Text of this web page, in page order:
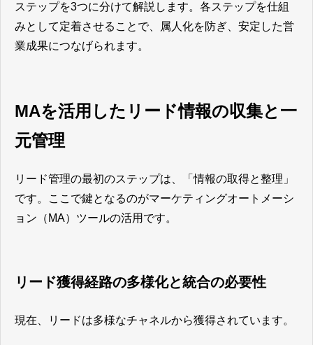
ステップを3つに分けて解説します。各ステップを仕組
みとして定着させることで、属人化を防ぎ、安定した営
業成果につなげられます。
MAを活用したリード情報の収集と一
元管理
リード管理の最初のステップは、「情報の取得と整理」
です。ここで鍵となるのがマーケティングオートメーシ
ョン（MA）ツールの活用です。
リード獲得経路の多様化と統合の必要性
現在、リードは多様なチャネルから獲得されています。